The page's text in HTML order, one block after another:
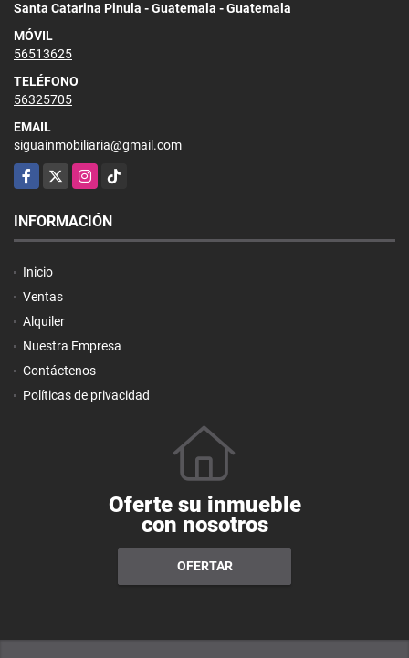
Santa Catarina Pinula - Guatemala - Guatemala
MÓVIL
56513625
TELÉFONO
56325705
EMAIL
siguainmobiliaria@gmail.com
Facebook
X Instagram
TikTok
INFORMACIÓN
Inicio
Ventas
Alquiler
Nuestra Empresa
Contáctenos
Políticas de privacidad
Oferte su inmueble
con nosotros
OFERTAR